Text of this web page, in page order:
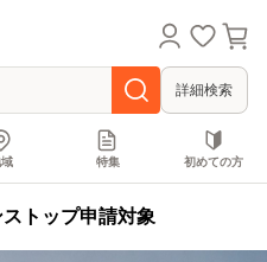
詳細検索
特集 初めての方
トップ申請対象